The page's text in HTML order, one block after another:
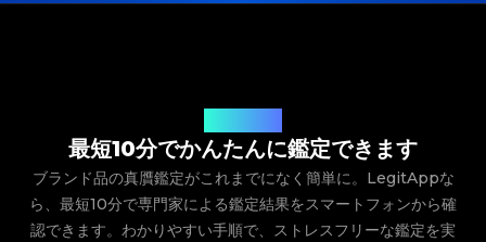
最短10分でかんたんに鑑定できます
ブランド品の真贋鑑定がこれまでになく簡単に。LegitAppな
ら、最短10分で専門家による鑑定結果をスマートフォンから確
認できます。わかりやすい手順で、ストレスフリーな鑑定を実